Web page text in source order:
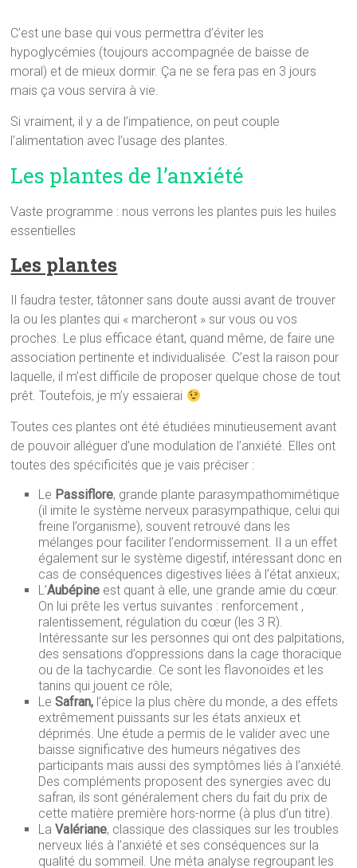
C’est une base qui vous permettra d’éviter les
hypoglycémies (toujours accompagnée de baisse de
moral) et de mieux dormir. Ça ne se fera pas en 3 jours
mais ça vous servira à vie.
Si vraiment, il y a de l’impatience, on peut couple
l’alimentation avec l’usage des plantes.
Les plantes de l’anxiété
Vaste programme : nous verrons les plantes puis les huiles
essentielles
Les plantes
Il faudra tester, tâtonner sans doute aussi avant de trouver
la ou les plantes qui « marcheront » sur vous ou vos
proches. Le plus efficace étant, quand même, de faire une
association pertinente et individualisée. C’est la raison pour
laquelle, il m’est difficile de proposer quelque chose de tout
prêt. Toutefois, je m’y essaierai
Toutes ces plantes ont été étudiées minutieusement avant
de pouvoir alléguer d’une modulation de l’anxiété. Elles ont
toutes des spécificités que je vais préciser :
Le Passiflore, grande plante parasympathomimétique
(il imite le système nerveux parasympathique, celui qui
freine l’organisme), souvent retrouvé dans les
mélanges pour faciliter l’endormissement. Il a un effet
également sur le système digestif, intéressant donc en
cas de conséquences digestives liées à l’état anxieux;
L’Aubépine est quant à elle, une grande amie du cœur.
On lui prête les vertus suivantes : renforcement ,
ralentissement, régulation du cœur (les 3 R).
Intéressante sur les personnes qui ont des palpitations,
des sensations d’oppressions dans la cage thoracique
ou de la tachycardie. Ce sont les flavonoïdes et les
tanins qui jouent ce rôle;
LeSafran, l’épice la plus chère du monde, a des effets
extrêmement puissants sur les états anxieux et
déprimés. Une étude a permis de le valider avec une
baisse significative des humeurs négatives des
participants mais aussi des symptômes liés à l’anxiété.
Des compléments proposent des synergies avec du
safran, ils sont généralement chers du fait du prix de
cette matière première hors-norme (à plus d’un titre).
LaValériane, classique des classiques sur les troubles
nerveux liés à l’anxiété et ses conséquences sur la
qualité du sommeil. Une méta analyse regroupant les